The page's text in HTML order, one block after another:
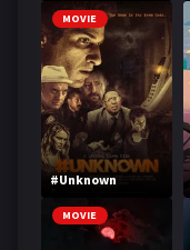
MOVIE
#Unknown
MOVIE